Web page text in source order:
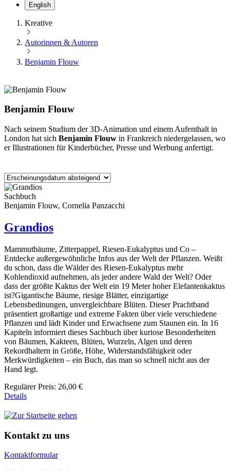
English
Kreative
Autorinnen & Autoren
Benjamin Flouw
Benjamin Flouw
Nach seinem Studium der 3D-Animation und einem Aufenthalt in
London hat sich Benjamin Flouw in Frankreich niedergelassen, wo
er Illustrationen für Kinderbücher, Presse und Werbung anfertigt.
Sachbuch
Benjamin Flouw, Cornelia Panzacchi
Grandios
Mammutbäume, Zitterpappel, Riesen-Eukalyptus und Co –
Entdecke außergewöhnliche Infos aus der Welt der Pflanzen. Weißt
du schon, dass die Wälder des Riesen-Eukalyptus mehr
Kohlendioxid aufnehmen, als jeder andere Wald der Welt? Oder
dass der größte Kaktus der Welt ein 19 Meter hoher Elefantenkaktus
ist?Gigantische Bäume, riesige Blätter, einzigartige
Lebensbedinungen, unvergleichbare Blüten. Dieser Prachtband
präsentiert großartige und extreme Fakten über viele verschiedene
Pflanzen und lädt Kinder und Erwachsene zum Staunen ein. In 16
Kapiteln informiert dieses Sachbuch über kuriose Besonderheiten
von Bäumen, Kakteen, Blüten, Wurzeln, Algen und deren
Rekordhaltern in Größe, Höhe, Widerstandsfähigkeit oder
Merkwürdigkeiten – ein Buch, das man so schnell nicht aus der
Hand legt.
Regulärer Preis: 26,00 €
Details
Kontakt zu uns
Kontaktformular